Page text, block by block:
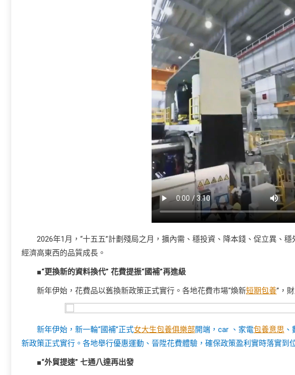
2026年1月，“十五五”計劃殘局之月，擴內需、穩投資、降本錢、促立異、
經濟高東西的品質成長。
■“更換新的資料換代” 花費提振“國補”再進級
新年伊始，花費品以舊換新政策正式實行。各地花費市場“煥新短期包養”，
新年伊始，新一輪“國補”正式女大生包養俱樂部開端，car 、家電包養意思
新政策正式實行。各地舉行優惠運動、晉陞花費體驗，確保政策盈利實時落實到
■“外貿提速” 七通八達再出發